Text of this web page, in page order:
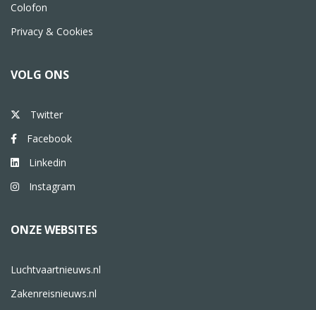
Colofon
Privacy & Cookies
VOLG ONS
Twitter
Facebook
Linkedin
Instagram
ONZE WEBSITES
Luchtvaartnieuws.nl
Zakenreisnieuws.nl